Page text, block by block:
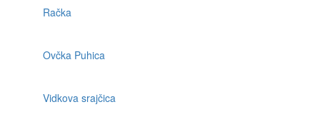
Račka
Ovčka Puhica
Vidkova srajčica